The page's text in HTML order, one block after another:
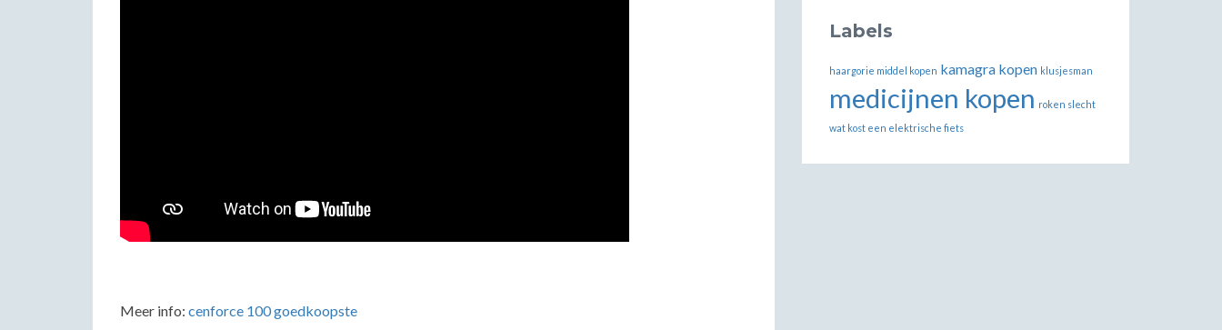
Meer info: cenforce 100 goedkoopste
Labels
haargorie middel kopen kamagra kopen klusjesman
medicijnen kopen roken slecht
wat kost een elektrische fiets